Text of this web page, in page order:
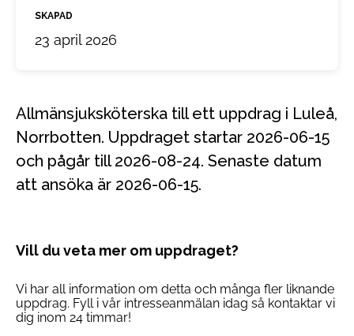
SKAPAD
23 april 2026
Allmänsjuksköterska till ett uppdrag i Luleå,
Norrbotten. Uppdraget startar 2026-06-15
och pågår till 2026-08-24. Senaste datum
att ansöka är 2026-06-15.
Vill du veta mer om uppdraget?
Vi har all information om detta och många fler liknande
uppdrag. Fyll i vår intresseanmälan idag så kontaktar vi
dig inom 24 timmar!